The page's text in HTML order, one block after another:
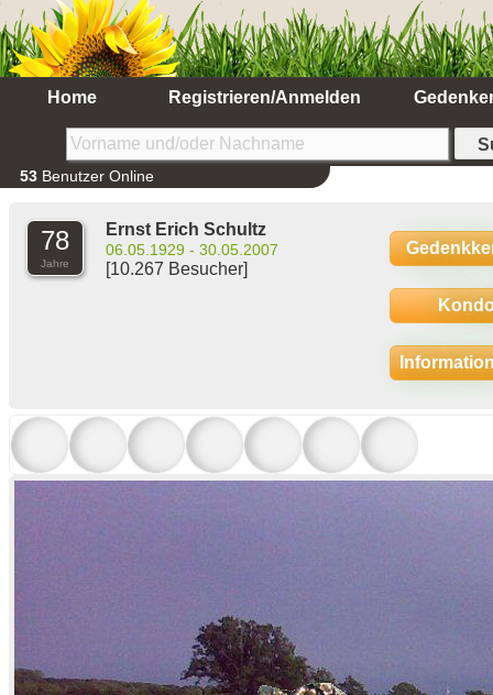
Home Registrieren/Anmelden
53 Benutzer Online
78
Jahre
Ernst Erich Schultz
06.05.1929 - 30.05.2007
[10.267 Besucher]